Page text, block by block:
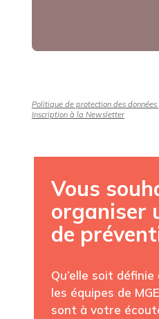
Politique de protection des
Inscription à la Newsletter
Vous
organiser
de
Qu’elle soit
les équipes de
sont à votre